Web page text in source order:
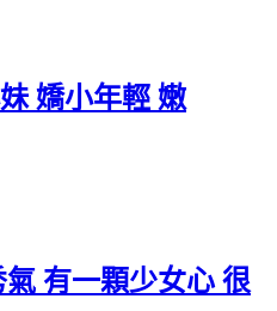
嬌小年輕 嫩
有一顆少女心 很